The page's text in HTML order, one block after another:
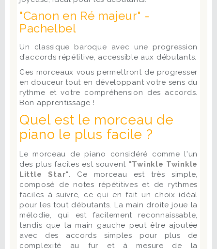
"Canon en Ré majeur" -
Pachelbel
Un classique baroque avec une progression
d’accords répétitive, accessible aux débutants.
Ces morceaux vous permettront de progresser
en douceur tout en développant votre sens du
rythme et votre compréhension des accords.
Bon apprentissage !
Quel est le morceau de
piano le plus facile ?
Le morceau de piano considéré comme l'un
des plus faciles est souvent "Twinkle Twinkle
Little Star". Ce morceau est très simple,
composé de notes répétitives et de rythmes
faciles à suivre, ce qui en fait un choix idéal
pour les tout débutants. La main droite joue la
mélodie, qui est facilement reconnaissable,
tandis que la main gauche peut être ajoutée
avec des accords simples pour plus de
complexité au fur et à mesure de la